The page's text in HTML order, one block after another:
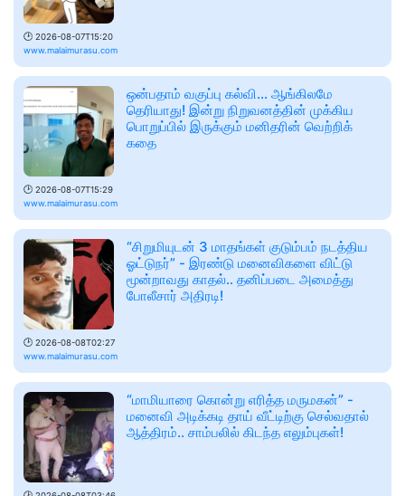
🕑 2026-08-07T15:20
www.malaimurasu.com
🕑 2026-08-07T15:29
www.malaimurasu.com
ஒன்பதாம் வகுப்பு கல்வி... ஆங்கிலமே
தெரியாது! இன்று நிறுவனத்தின் முக்கிய
பொறுப்பில் இருக்கும் மனிதரின் வெற்றிக்
கதை
🕑 2026-08-08T02:27
www.malaimurasu.com
“சிறுமியுடன் 3 மாதங்கள் குடும்பம் நடத்திய
ஓட்டுநர்” - இரண்டு மனைவிகளை விட்டு
மூன்றாவது காதல்.. தனிப்படை அமைத்து
போலீசார் அதிரடி!
“மாமியாரை கொன்று எரித்த மருமகன்” -
மனைவி அடிக்கடி தாய் வீட்டிற்கு செல்வதால்
ஆத்திரம்.. சாம்பலில் கிடந்த எலும்புகள்!